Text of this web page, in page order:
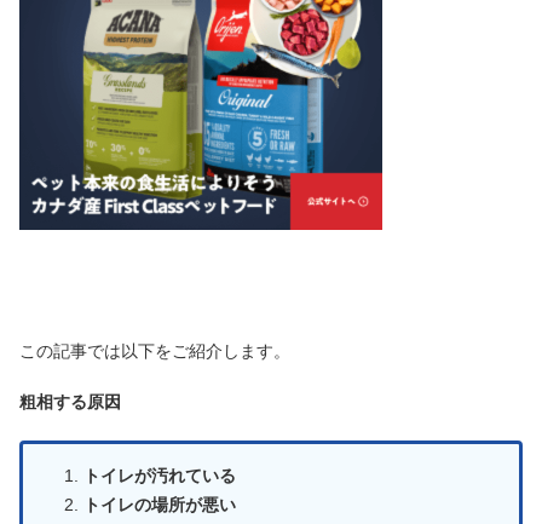
この記事では以下をご紹介します。
粗相する原因
トイレが汚れている
トイレの場所が悪い